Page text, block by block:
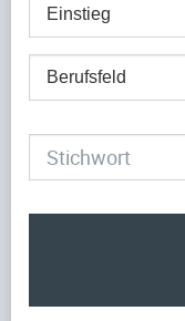
Einstieg
Berufsfeld